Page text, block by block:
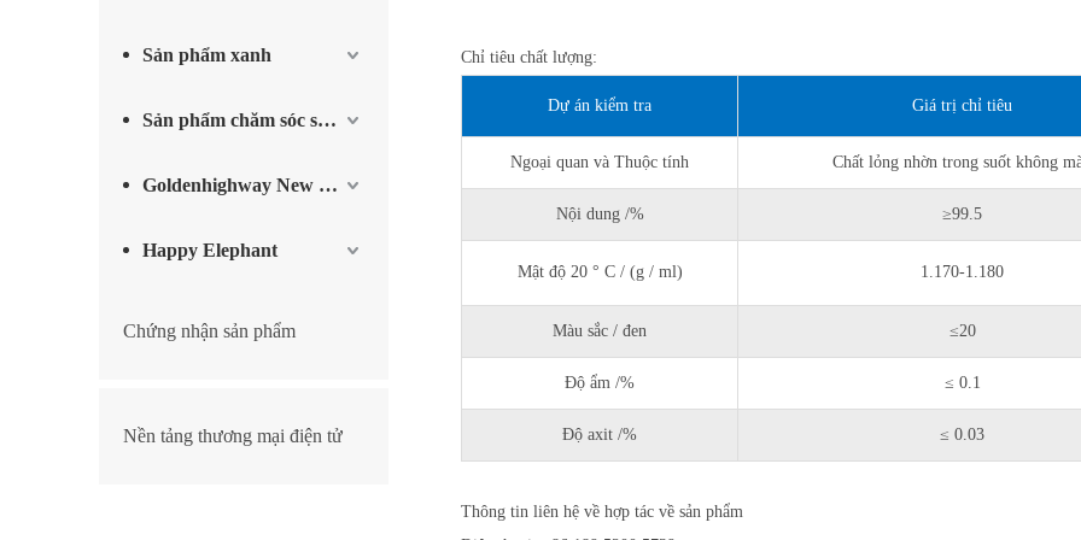
Sản phẩm xanh
Sản phẩm chăm sóc sức khỏe
Goldenhighway New Materials
Happy Elephant
Chứng nhận sản phẩm
Nền tảng thương mại điện tử
Chỉ tiêu chất lượng:
Dự án kiểm tra Giá trị chỉ tiêu
Ngoại quan và Thuộc tính Chất lỏng nhờn trong suốt không
Nội dung /% ≥99.5
Mật độ 20 ° C / (g / ml) 1.170-1.180
Màu sắc / đen ≤20
Độ ẩm /% ≤ 0.1
Độ axit /% ≤ 0.03
Thông tin liên hệ về hợp tác về sản phẩm